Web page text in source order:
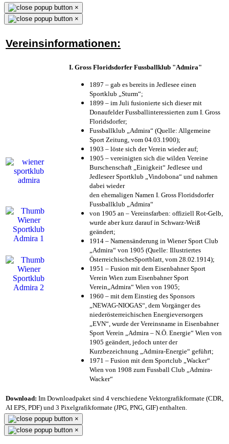
×
×
Vereinsinformationen:
I. Gross Floridsdorfer Fussballklub "Admira"
1897 – gab es bereits in Jedlesee einen
Sportklub „Sturm“;
1899 – im Juli fusionierte sich dieser mit
Donaufelder Fussballinteressierten zum I. Gross
Floridsdorfer;
Fussballklub „Admira“ (Quelle: Allgemeine
Sport Zeitung, vom 04.03.1900);
1903 – löste sich der Verein wieder auf;
1905 – vereinigten sich die wilden Vereine
Burschenschaft „Einigkeit“ Jedlesee und
Jedleseer Sportklub „Vindobona“ und nahmen
dabei wieder
den ehemaligen Namen I. Gross Floridsdorfer
Fussballklub „Admira“
von 1905 an – Vereinsfarben: offiziell Rot-Gelb,
wurde aber kurz darauf in Schwarz-Weiß
geändert;
1914 – Namensänderung in Wiener Sport Club
„Admira“ von 1905 (Quelle: Illustriertes
ÖsterreichischesSportblatt, vom 28.02.1914);
1951 – Fusion mit dem Eisenbahner Sport
Verein Wien zum Eisenbahner Sport
Verein„Admira“ Wien von 1905;
1960 – mit dem Einstieg des Sponsors
„NEWAG-NIOGAS“, dem Vorgänger des
niederösterreichischen Energieversorgers
„EVN“, wurde der Vereinsname in Eisenbahner
Sport Verein „Admira – N.Ö. Energie“ Wien von
1905 geändert, jedoch unter der
Kurzbezeichnung „Admira-Energie“ geführt;
1971 – Fusion mit dem Sportclub „Wacker“
Wien von 1908 zum Fussball Club „Admira-
Wacker“
Download: Im Downloadpaket sind 4 verschiedene Vektorgrafikformate (CDR,
AI EPS, PDF) und 3 Pixelgrafikformate (JPG, PNG, GIF) enthalten.
×
×